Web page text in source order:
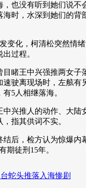
，也没有听到她们说不
时，水深到她们的背
化，柯清松突然情绪
过程。
王中兴强推两女子
速驶离现场时，左舷有
5人相继落海。
推人的动作、大陆
指其供词不实。
，检方认为惊爆内
期徒刑15年。
蛇头推落入海惨剧